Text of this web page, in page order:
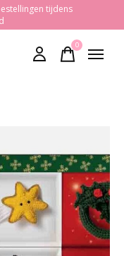
tijdens
0items